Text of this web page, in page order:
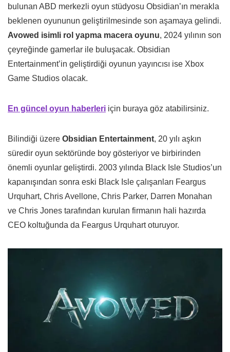
bulunan ABD merkezli oyun stüdyosu Obsidian’ın merakla
beklenen oyununun geliştirilmesinde son aşamaya gelindi.
Avowed isimli rol yapma macera oyunu, 2024 yılının son
çeyreğinde gamerlar ile buluşacak. Obsidian
Entertainment’in geliştirdiği oyunun yayıncısı ise Xbox
Game Studios olacak.
En güncel oyun haberleri için buraya göz atabilirsiniz.
Bilindiği üzere Obsidian Entertainment, 20 yılı aşkın
süredir oyun sektöründe boy gösteriyor ve birbirinden
önemli oyunlar geliştirdi. 2003 yılında Black Isle Studios’un
kapanışından sonra eski Black Isle çalışanları Feargus
Urquhart, Chris Avellone, Chris Parker, Darren Monahan
ve Chris Jones tarafından kurulan firmanın hali hazırda
CEO koltuğunda da Feargus Urquhart oturuyor.